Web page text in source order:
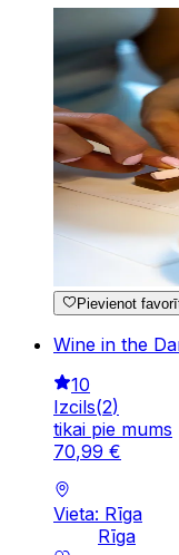
Pievienot
Wine in the
10
Izcils(2)
tikai pie mums
70,99 €
Vieta: Rīga
Rīga